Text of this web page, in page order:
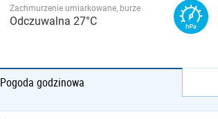
Zachmurzenie umiarkowane, burze
Odczuwalna 27°C
Pogoda godzinowa